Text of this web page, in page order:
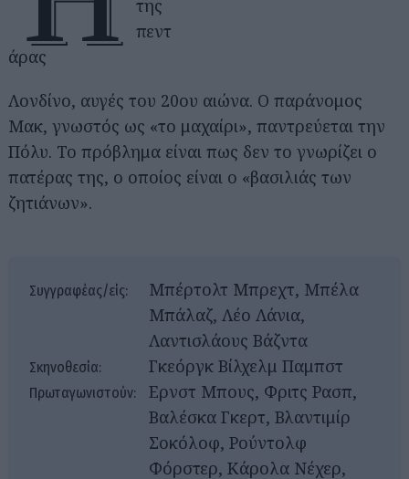
Λονδίνο, αυγές του 20ου αιώνα. Ο παράνομος
Μακ, γνωστός ως «το μαχαίρι», παντρεύεται την
Πόλυ. Το πρόβλημα είναι πως δεν το γνωρίζει ο
πατέρας της, ο οποίος είναι ο «βασιλιάς των
ζητιάνων».
Συγγραφέας/είς:
Μπέρτολτ Μπρεχτ, Μπέλα
Μπάλαζ, Λέο Λάνια,
Λαντισλάους Βάζντα
Σκηνοθεσία: Γκεόργκ Βίλχελμ Παμπστ
Πρωταγωνιστούν:
Ερνστ Μπους, Φριτς Ρασπ,
Βαλέσκα Γκερτ, Βλαντιμίρ
Σοκόλοφ, Ρούντολφ
Φόρστερ, Κάρολα Νέχερ,